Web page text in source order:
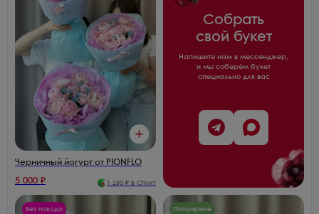
Черничный йогурт от PIONFLO
5 000 ₽ 1 250 ₽ в Сплит
Собрать
свой букет
Напишите нам в мессенджер,
и мы соберём букет
специально для вас
Без повода Популярное